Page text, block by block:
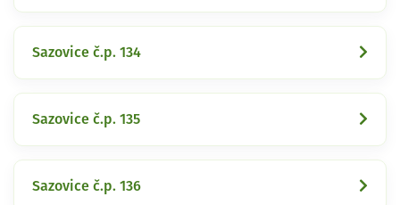
Sazovice č.p. 134
Sazovice č.p. 135
Sazovice č.p. 136